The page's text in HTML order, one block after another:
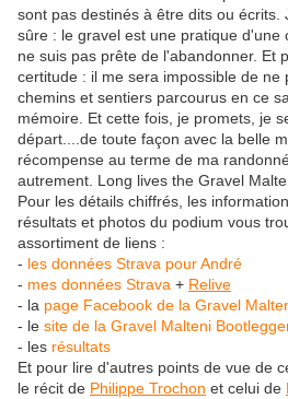
sont pas destinés à être dits ou écrits.
sûre : le gravel est une pratique d'une
ne suis pas prête de l'abandonner. Et
certitude : il me sera impossible de ne
chemins et sentiers parcourus en ce
mémoire. Et cette fois, je promets, je
départ....de toute façon avec la belle
récompense au terme de ma
autrement. Long lives the Gravel
Pour les détails chiffrés, les
résultats et photos du podium vous
assortiment de liens :
- les données Strava pour André
- mes données Strava + Relive
- la page Facebook de la Gravel
- le site de la Gravel Malteni
- les résultats
Et pour lire d'autres points de vue de
le récit de Philippe Trochon et celui de